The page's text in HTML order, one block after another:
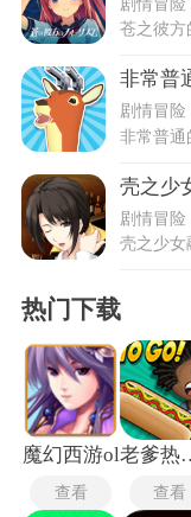
非常普
剧情冒险
壳之少
剧情冒险
热门下载
魔幻西游ol
查看
老爹
查看